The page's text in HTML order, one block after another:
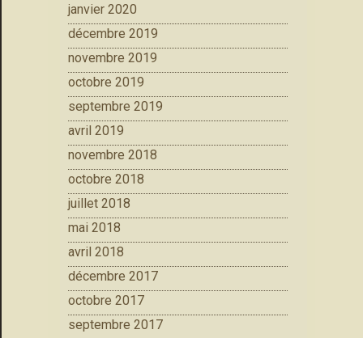
janvier 2020
décembre 2019
novembre 2019
octobre 2019
septembre 2019
avril 2019
novembre 2018
octobre 2018
juillet 2018
mai 2018
avril 2018
décembre 2017
octobre 2017
septembre 2017